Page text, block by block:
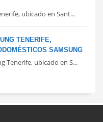
ubicado en Sant...
TENERIFE,
SAMSUNG
Tenerife, ubicado en S...